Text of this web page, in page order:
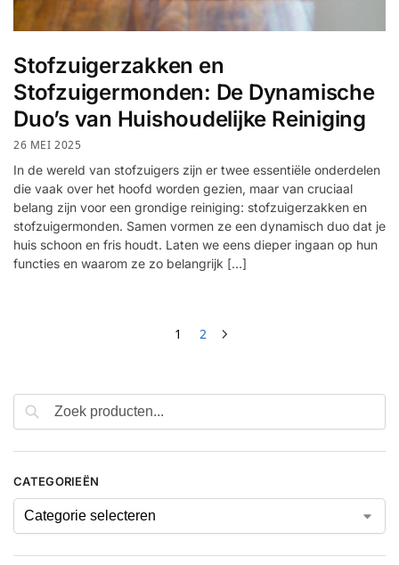
Stofzuigerzakken en
Stofzuigermonden: De Dynamische
Duo’s van Huishoudelijke Reiniging
26 MEI 2025
In de wereld van stofzuigers zijn er twee essentiële onderdelen
die vaak over het hoofd worden gezien, maar van cruciaal
belang zijn voor een grondige reiniging: stofzuigerzakken en
stofzuigermonden. Samen vormen ze een dynamisch duo dat je
huis schoon en fris houdt. Laten we eens dieper ingaan op hun
functies en waarom ze zo belangrijk […]
1 2
CATEGORIEËN